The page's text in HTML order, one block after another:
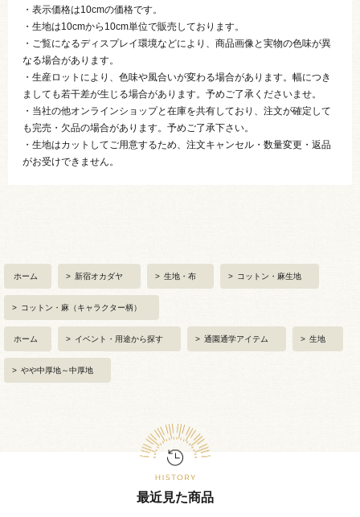
・表示価格は10cmの価格です。
・生地は10cmから10cm単位で販売しております。
・ご覧になるディスプレイ環境などにより、商品画像と実物の色味が異
なる場合があります。
・生産ロットにより、色味や風合いが変わる場合があります。幅につき
ましても若干差が生じる場合があります。予めご了承くださいませ。
・当社の他オンラインショップと在庫を共有しており、注文が確定して
も完売・欠品の場合があります。予めご了承下さい。
・生地はカットしてご用意するため、注文キャンセル・数量変更・返品
がお受けできません。
ホーム > 新宿オカダヤ > 生地・布 > コットン・麻生地
> コットン・麻（キャラクター柄）
ホーム > イベント・用途から探す > 通園通学アイテム > 生地
> やや中厚地～中厚地
最近見た商品